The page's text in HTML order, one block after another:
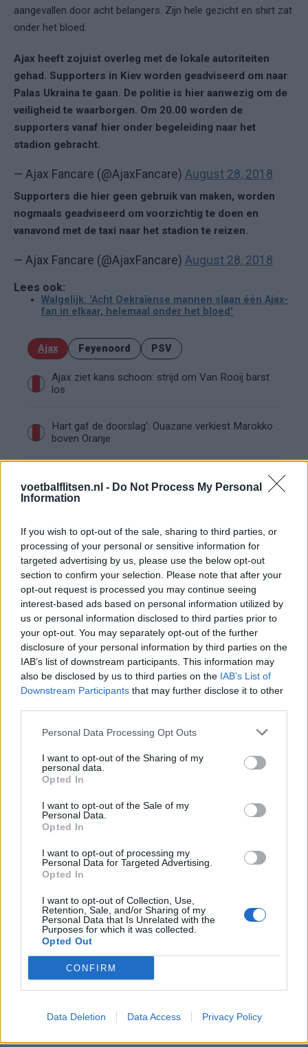
voetbalflitsen.nl - Do Not Process My Personal
Information
If you wish to opt-out of the sale, sharing to third parties, or
processing of your personal or sensitive information for
targeted advertising by us, please use the below opt-out
section to confirm your selection. Please note that after your
opt-out request is processed you may continue seeing
interest-based ads based on personal information utilized by
us or personal information disclosed to third parties prior to
your opt-out. You may separately opt-out of the further
disclosure of your personal information by third parties on the
IAB’s list of downstream participants. This information may
also be disclosed by us to third parties on the IAB’s List of
Downstream Participants that may further disclose it to other
Personal Data Processing Opt Outs
I want to opt-out of the Sharing of my
personal data.
Opted In
I want to opt-out of the Sale of my
Personal Data.
Opted In
I want to opt-out of processing my
Personal Data for Targeted Advertising.
Opted In
I want to opt-out of Collection, Use,
Retention, Sale, and/or Sharing of my
Personal Data that Is Unrelated with the
Purposes for which it was collected.
Opted Out
CONFIRM
Data Deletion Data Access Privacy Policy
aangevallen door acht belangers. Zijn hele gezicht en shirt zat
onder het bloed.
Ajax heeft zojuist overleg met de lokale autoriteiten
gehad. Supporters in Kiev worden geadviseerd om naar
Palas Ukraina te gaan. De politie is hier aanwezig om de
veiligheid te waarborgen. Om 20.00 worden de
supporters vanaf hier onder begeleiding naar het
stadion gebracht.
— Ajax Fancare (@AjaxFancare) August 28, 2018
Supporters die hier geen gebruik van maken, worden
nogmaals geadviseerd om voorzichtig te doen en
vanavond met de taxi naar het stadion te reizen.
— Ajax Fancare (@AjaxFancare) August 28, 2018
Lees ook:
Walgelijk: 'Acht Oekraïense mannen slaan één Ajax-
fan in elkaar, helemaal onder het bloed'
Ajax Feyenoord PSV
Ajax ziet kans schoon: strijd om Van Rooij barst
los
Hart gaf de doorslag': Ouazane verkiest Marokko
boven Oranje
contractdetails
koopoptie van 22 miljoen
Ajax helpt Burnley uit de brand met afgeknipte
sokken na blunder met tenues
Hakim Ziyech verhuurt opnieuw luxe
appartement op Amsterdamse Zuidas
Marcos Leonardo laat eerste indruk achter bij
Ajax: 'Hier gaan fans van genieten'
duels te zien
Ajax groeit onder Míchel, maar transfermarkt
blijft cruciaal
Ajax-talent Mohamed Abdalla schrijft Europese
geschiedenis
Shane Kluivert krijgt kans van Flick en begint in
de basis bij FC Barcelona
Servische media vergelijken Ajax-talent Abdellah
Ouazane met Lionel Messi
Ajax zet grote stap richting volgende ronde na
ruime zege op Vojvodina
Dusan Tadic kijkt met bijzondere gevoelens naar
Ajax - Vojvodina